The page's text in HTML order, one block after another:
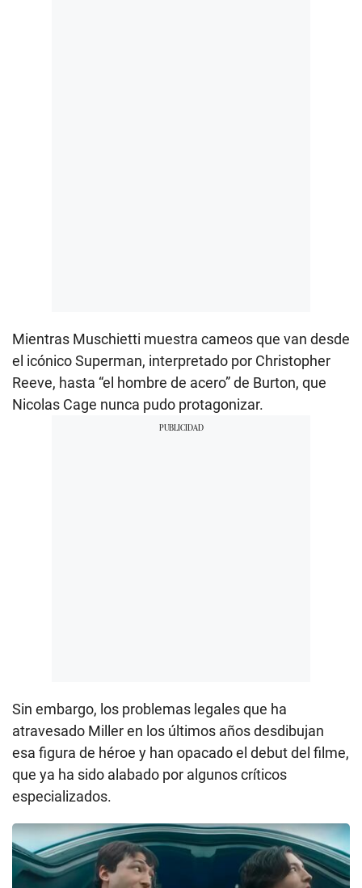
Mientras Muschietti muestra cameos que van desde
el icónico Superman, interpretado por Christopher
Reeve, hasta “el hombre de acero” de Burton, que
Nicolas Cage nunca pudo protagonizar.
Sin embargo, los problemas legales que ha
atravesado Miller en los últimos años desdibujan
esa figura de héroe y han opacado el debut del filme,
que ya ha sido alabado por algunos críticos
especializados.